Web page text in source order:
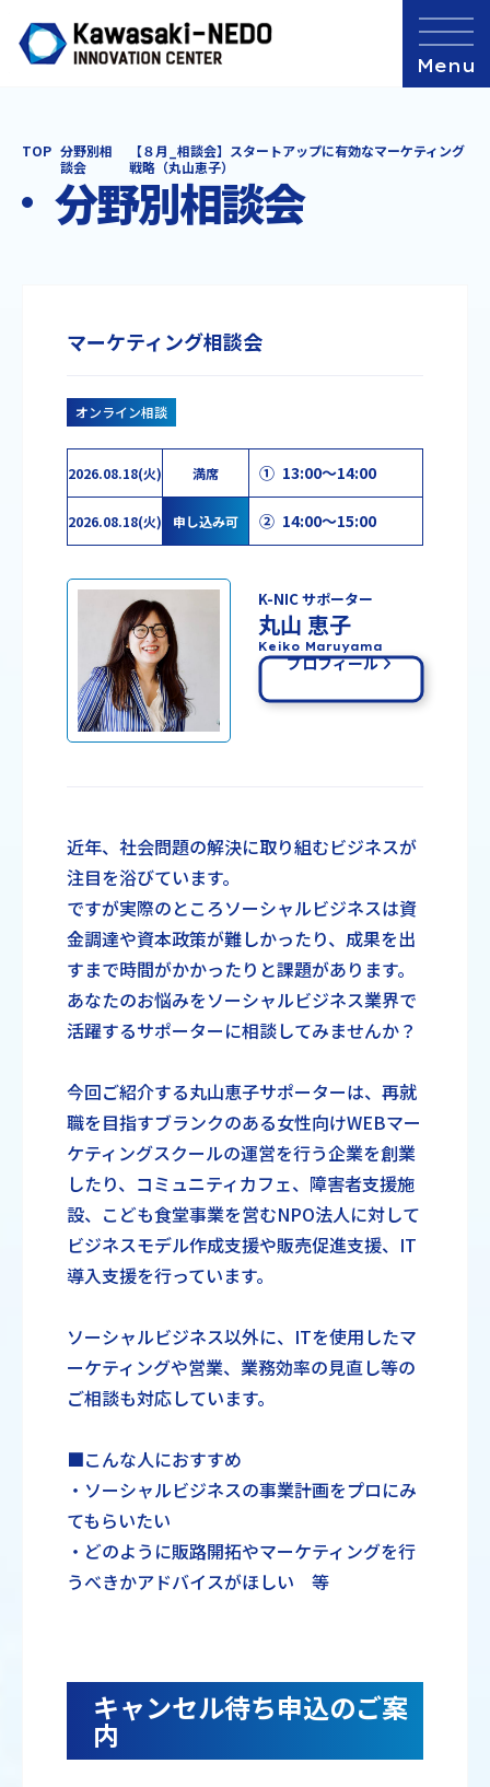
TOP 分野別相
談会
【８月_相談会】スタートアップに有効なマーケティング
戦略（丸山恵子）
分野別相談会
マーケティング相談会
オンライン相談
2026.08.18(火) 満席 ① 13:00～14:00
2026.08.18(火) 申し込み可 ② 14:00～15:00
K-NIC サポーター
丸山 恵子
Keiko Maruyama
プロフィール
近年、社会問題の解決に取り組むビジネスが
注目を浴びています。
ですが実際のところソーシャルビジネスは資
金調達や資本政策が難しかったり、成果を出
すまで時間がかかったりと課題があります。
あなたのお悩みをソーシャルビジネス業界で
活躍するサポーターに相談してみませんか？
今回ご紹介する丸山恵子サポーターは、再就
職を目指すブランクのある女性向けWEBマー
ケティングスクールの運営を行う企業を創業
したり、コミュニティカフェ、障害者支援施
設、こども食堂事業を営むNPO法人に対して
ビジネスモデル作成支援や販売促進支援、IT
導入支援を行っています。
ソーシャルビジネス以外に、ITを使用したマ
ーケティングや営業、業務効率の見直し等の
ご相談も対応しています。
■こんな人におすすめ
・ソーシャルビジネスの事業計画をプロにみ
てもらいたい
・どのように販路開拓やマーケティングを行
うべきかアドバイスがほしい 等
キャンセル待ち申込のご案
内